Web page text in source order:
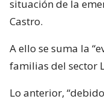
situación de la
Castro.
A ello se suma la
familias del sector
Lo anterior,